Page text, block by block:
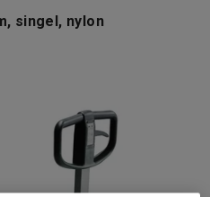
singel, nylon